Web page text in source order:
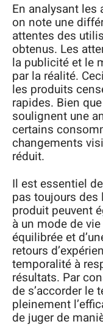
En analysant les
on note une
attentes des
obtenus. Les
la publicité et le
par la réalité.
les produits
rapides. Bien
soulignent une
certains
changements
réduit.
Il est essentiel
pas toujours des
produit peuvent
à un mode de
équilibrée et
retours
temporalité à
résultats. Par
de s’accorder le
pleinement
de juger de